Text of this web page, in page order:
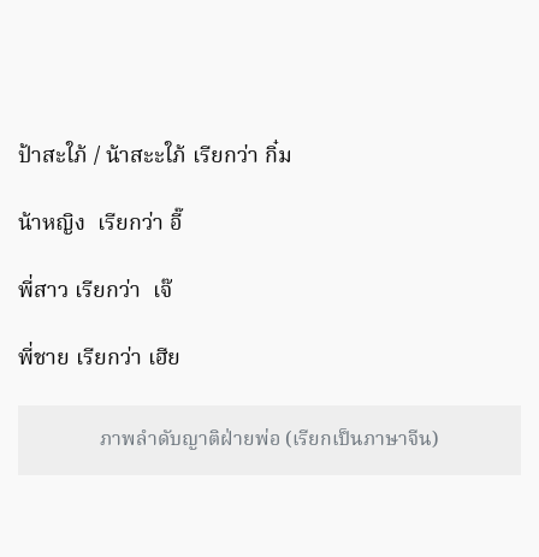
ป้าสะใภ้ / น้าสะะใภ้ เรียกว่า กิ๋ม
น้าหญิง เรียกว่า อี๊
พี่สาว เรียกว่า เจ๊
พี่ชาย เรียกว่า เฮีย
ภาพลำดับญาติฝ่ายพ่อ (เรียกเป็นภาษาจีน)